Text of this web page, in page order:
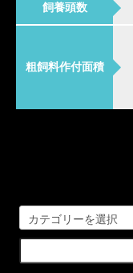
飼養頭数
粗飼料作付面積